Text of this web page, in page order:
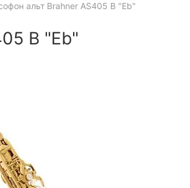
альт Brahner AS405 B "Eb"
B "Eb"